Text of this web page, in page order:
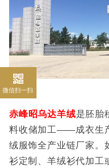
赤峰昭乌达羊绒是胚胎
料收储加工——成衣生
绒服饰全产业链厂家。
衫定制、羊绒衫代加工
微信扫一扫